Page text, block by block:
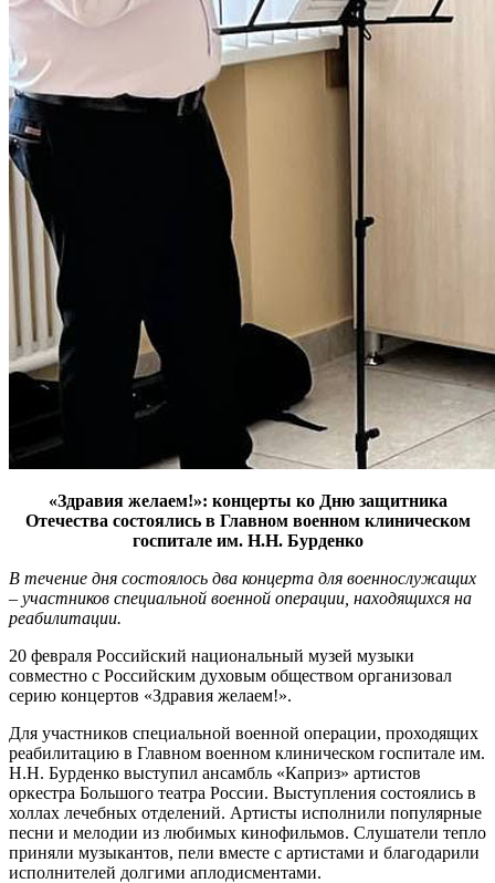
«Здравия желаем!»: концерты ко Дню защитника
Отечества состоялись в Главном военном клиническом
госпитале им. Н.Н. Бурденко
В течение дня состоялось два концерта для военнослужащих
– участников специальной военной операции, находящихся на
реабилитации.
20 февраля Российский национальный музей музыки
совместно с Российским духовым обществом организовал
серию концертов «Здравия желаем!».
Для участников специальной военной операции, проходящих
реабилитацию в Главном военном клиническом госпитале им.
Н.Н. Бурденко выступил ансамбль «Каприз» артистов
оркестра Большого театра России. Выступления состоялись в
холлах лечебных отделений. Артисты исполнили популярные
песни и мелодии из любимых кинофильмов. Слушатели тепло
приняли музыкантов, пели вместе с артистами и благодарили
исполнителей долгими аплодисментами.